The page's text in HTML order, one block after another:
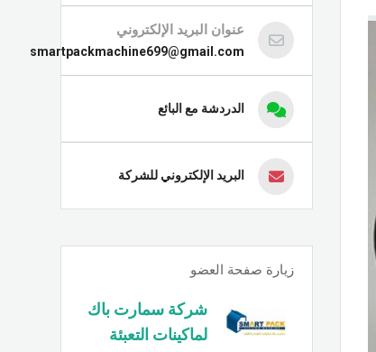
عنوان البريد الإلكتروني
smartpackmachine699@gmail.com
الدردشة مع البائع
البريد الإلكتروني للشركة
زيارة صفحة العضو
شركة سمارت باك
لماكينات التعبئة